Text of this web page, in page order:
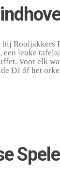
leuke
Voor elk
DJ óf het